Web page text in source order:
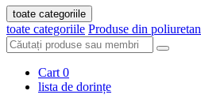
toate categoriile
toate categoriile Produse din poliuretan
Cart 0
lista de dorințe